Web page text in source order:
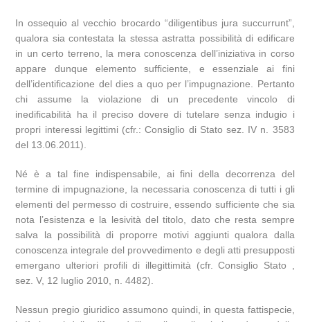
In ossequio al vecchio brocardo “diligentibus jura succurrunt”,
qualora sia contestata la stessa astratta possibilità di edificare
in un certo terreno, la mera conoscenza dell’iniziativa in corso
appare dunque elemento sufficiente, e essenziale ai fini
dell’identificazione del dies a quo per l’impugnazione. Pertanto
chi assume la violazione di un precedente vincolo di
inedificabilità ha il preciso dovere di tutelare senza indugio i
propri interessi legittimi (cfr.: Consiglio di Stato sez. IV n. 3583
del 13.06.2011).
Né è a tal fine indispensabile, ai fini della decorrenza del
termine di impugnazione, la necessaria conoscenza di tutti i gli
elementi del permesso di costruire, essendo sufficiente che sia
nota l’esistenza e la lesività del titolo, dato che resta sempre
salva la possibilità di proporre motivi aggiunti qualora dalla
conoscenza integrale del provvedimento e degli atti presupposti
emergano ulteriori profili di illegittimità (cfr. Consiglio Stato ,
sez. V, 12 luglio 2010, n. 4482).
Nessun pregio giuridico assumono quindi, in questa fattispecie,